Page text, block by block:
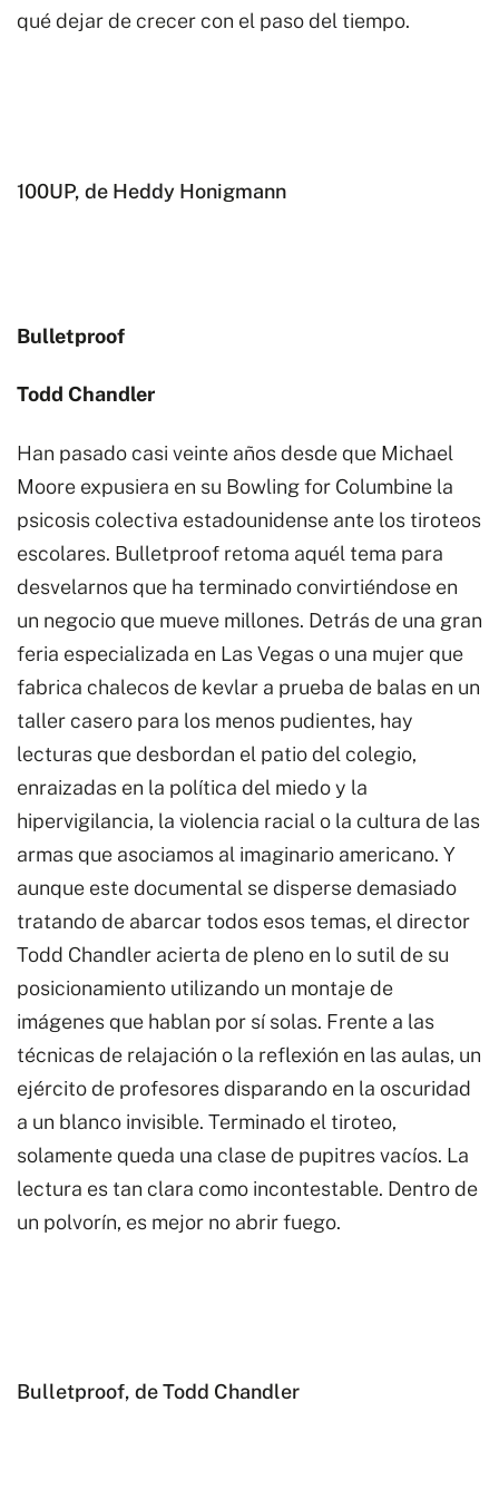
qué dejar de crecer con el paso del tiempo.
100UP, de Heddy Honigmann
Bulletproof
Todd Chandler
Han pasado casi veinte años desde que Michael
Moore expusiera en su Bowling for Columbine la
psicosis colectiva estadounidense ante los tiroteos
escolares. Bulletproof retoma aquél tema para
desvelarnos que ha terminado convirtiéndose en
un negocio que mueve millones. Detrás de una gran
feria especializada en Las Vegas o una mujer que
fabrica chalecos de kevlar a prueba de balas en un
taller casero para los menos pudientes, hay
lecturas que desbordan el patio del colegio,
enraizadas en la política del miedo y la
hipervigilancia, la violencia racial o la cultura de las
armas que asociamos al imaginario americano. Y
aunque este documental se disperse demasiado
tratando de abarcar todos esos temas, el director
Todd Chandler acierta de pleno en lo sutil de su
posicionamiento utilizando un montaje de
imágenes que hablan por sí solas. Frente a las
técnicas de relajación o la reflexión en las aulas, un
ejército de profesores disparando en la oscuridad
a un blanco invisible. Terminado el tiroteo,
solamente queda una clase de pupitres vacíos. La
lectura es tan clara como incontestable. Dentro de
un polvorín, es mejor no abrir fuego.
Bulletproof, de Todd Chandler